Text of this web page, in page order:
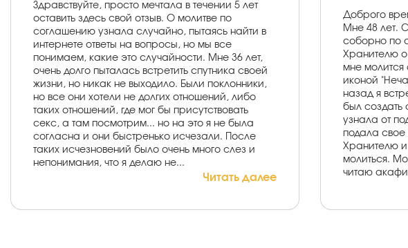
Здравствуйте, просто мечтала в течении 5 лет
оставить здесь свой отзыв. О молитве по
соглашению узнала случайно, пытаясь найти в
интернете ответы на вопросы, но мы все
понимаем, какие это случайности. Мне 36 лет,
очень долго пыталась встретить спутника своей
жизни, но никак не выходило. Были поклонники,
но все они хотели не долгих отношений, либо
таких отношений, где мог бы присутствовать
секс, а там посмотрим... но на это я не была
согласна и они быстренько исчезали. После
таких исчезновений было очень много слез и
непонимания, что я делаю не...
Читать далее
Доброго
Мне 48 лет.
соборно по
Хранителю
мне
иконой
назад я
был
узнала от
подала свое
Хранителю и
молиться.
читаю